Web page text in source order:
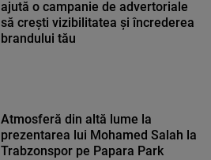
ajută o campanie de advertoriale
să crești vizibilitatea și încrederea
brandului tău
Atmosferă din altă lume la
prezentarea lui Mohamed Salah la
Trabzonspor pe Papara Park